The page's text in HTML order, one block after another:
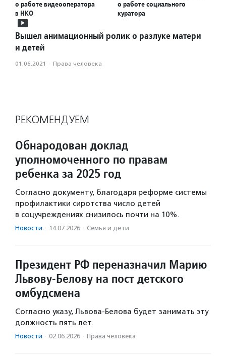
о работе видеооператора
в НКО
о работе социального
куратора
Вышел анимационный ролик о разлуке матери
и детей
01.06.2021 · Права человека
РЕКОМЕНДУЕМ
Обнародован доклад
уполномоченного по правам
ребенка за 2025 год
Согласно документу, благодаря реформе системы
профилактики сиротства число детей
в соцучреждениях снизилось почти на 10%.
Новости · 14.07.2026 · Семья и дети
Президент РФ переназначил Марию
Львову-Белову на пост детского
омбудсмена
Согласно указу, Львова-Белова будет занимать эту
должность пять лет.
Новости · 02.06.2026 · Права человека